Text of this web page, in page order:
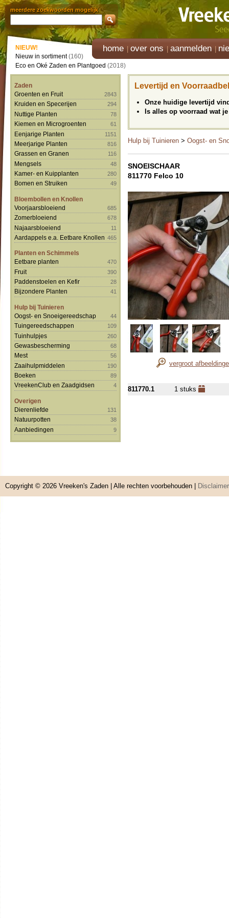
meerdere zoekwoorden mogelijk
home over ons aanmelden
NIEUW!
Nieuw in sortiment(160)
Eco en Oké Zaden en Plantgoed (2018)
Zaden
Groenten en Fruit
2843
Kruiden en Specerijen 294
Nuttige Planten 78
Kiemen en Microgroenten 61
Eenjarige Planten 1151
Meerjarige Planten 816
Grassen en Granen 116
Mengsels 48
Kamer- en Kuipplanten 280
Bomen en Struiken 49
Bloembollen en Knollen
Voorjaarsbloeiend
685
Zomerbloeiend 678
Najaarsbloeiend 11
Aardappels e.a. Eetbare Knollen 465
Planten en Schimmels
Eetbare planten
470
Fruit 390
Paddenstoelen en Kefir 28
Bijzondere Planten 41
Hulp bij Tuinieren
Oogst- en Snoeigereedschap
44
Tuingereedschappen 109
Tuinhulpjes 260
Gewasbescherming 68
Mest 56
Zaaihulpmiddelen 190
Boeken 89
VreekenClub en Zaadgidsen 4
Overigen
Dierenliefde
131
Natuurpotten 38
Aanbiedingen 9
Levertijd en
Onze huidige levertijd
Is alles op voorraad wat
Hulp bij Tuinieren > Oogst- en
SNOEISCHAAR
811770 Felco 10
vergroot
811770.1 1 stuks
Copyright © 2026 Vreeken's Zaden | Alle rechten voorbehouden | Disclaimer